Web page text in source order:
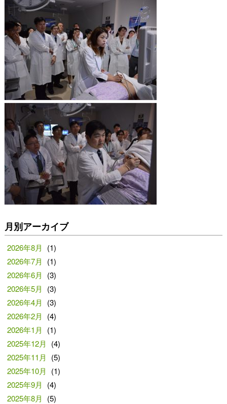
月別アーカイブ
2026年8月
(1)
2026年7月
(1)
2026年6月
(3)
2026年5月
(3)
2026年4月
(3)
2026年2月
(4)
2026年1月
(1)
2025年12月
(4)
2025年11月
(5)
2025年10月
(1)
2025年9月
(4)
2025年8月
(5)